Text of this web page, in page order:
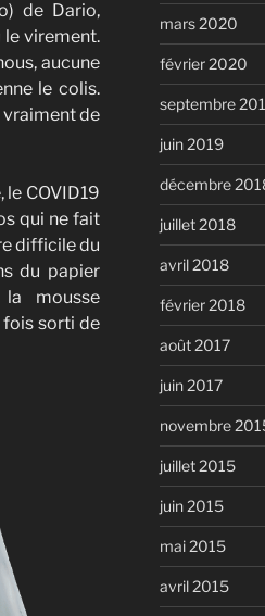
de Dario,
le virement.
aucune
le colis.
vraiment de
COVID19
qui ne fait
difficile du
du papier
mousse
fois sorti de
mars 2020
février 2020
septembre
juin 2019
décembre
juillet 2018
avril 2018
février 2018
août 2017
juin 2017
novembre
juillet 2015
juin 2015
mai 2015
avril 2015